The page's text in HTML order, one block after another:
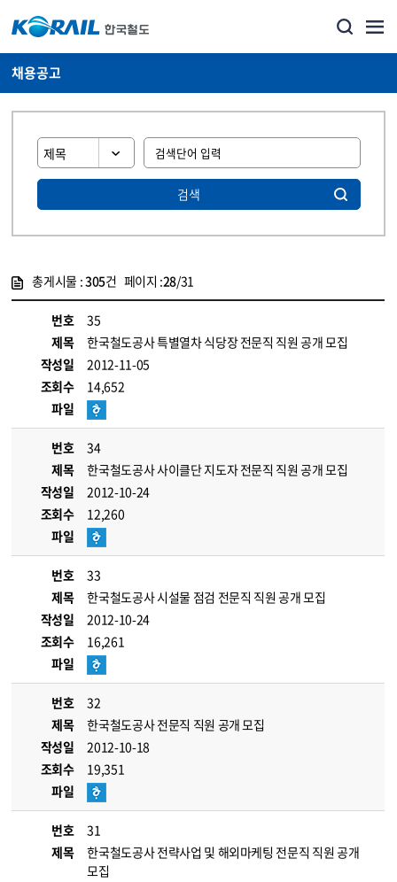
채용공고
검색
총게시물 :305건 페이지 :28/31
번호
35
제목
한국철도공사 특별열차 식당장 전문직 직원 공개 모집
작성일
2012-11-05
조회수
14,652
파일
번호
34
제목
한국철도공사 사이클단 지도자 전문직 직원 공개 모집
작성일
2012-10-24
조회수
12,260
파일
번호
33
제목
한국철도공사 시설물 점검 전문직 직원 공개 모집
작성일
2012-10-24
조회수
16,261
파일
번호
32
제목
한국철도공사 전문직 직원 공개 모집
작성일
2012-10-18
조회수
19,351
파일
번호
31
제목
한국철도공사 전략사업 및 해외마케팅 전문직 직원 공개
모집